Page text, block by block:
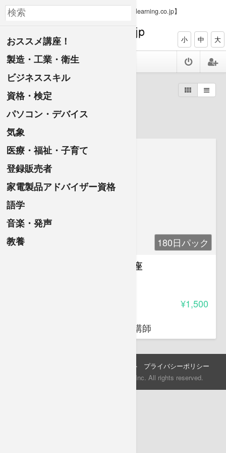
【PC、タブレット、スマホで資格ゲット elearning.co.jp】
小 中 大
おススメ講座！
製造・工業・衛生
ビジネススキル
資格・検定
パソコン・デバイス
気象
医療・福祉・子育て
登録販売者
家電製品アドバイザー資格
語学
音楽・発声
教養
すべての講座一覧
韓国語
180日パック
世界一分かりやすい韓国語講座
¥1,500
東京国際ビジネスカレッジの講師
サポート
プライバシーポリシー
©2009-2015 KiBAN iNTERNATiONAL Inc. All rights reserved.